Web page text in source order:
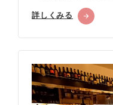
詳しくみる